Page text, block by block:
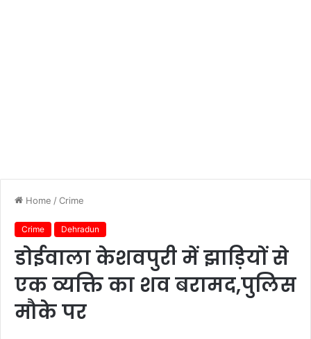
Home /Crime
Crime Dehradun
डोईवाला केशवपुरी में झाड़ियों से
एक व्यक्ति का शव बरामद,पुलिस
मौके पर